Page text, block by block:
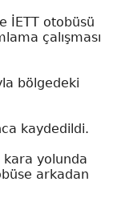
İETT otobüsü
çalışması
bölgedeki
kaydedildi.
kara yolunda
arkadan